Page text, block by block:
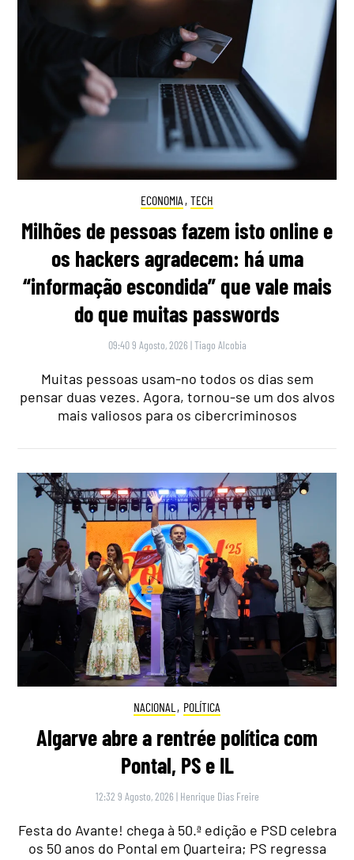
ECONOMIA , TECH
Milhões de pessoas fazem isto online e
os hackers agradecem: há uma
“informação escondida” que vale mais
do que muitas passwords
09:40 9 Agosto, 2026 |Tiago Alcobia
Muitas pessoas usam-no todos os dias sem
pensar duas vezes. Agora, tornou-se um dos alvos
mais valiosos para os cibercriminosos
NACIONAL , POLÍTICA
Algarve abre a rentrée política com
Pontal, PS e IL
12:32 9 Agosto, 2026 | Henrique Dias Freire
Festa do Avante! chega à 50.ª edição e PSD celebra
os 50 anos do Pontal em Quarteira; PS regressa